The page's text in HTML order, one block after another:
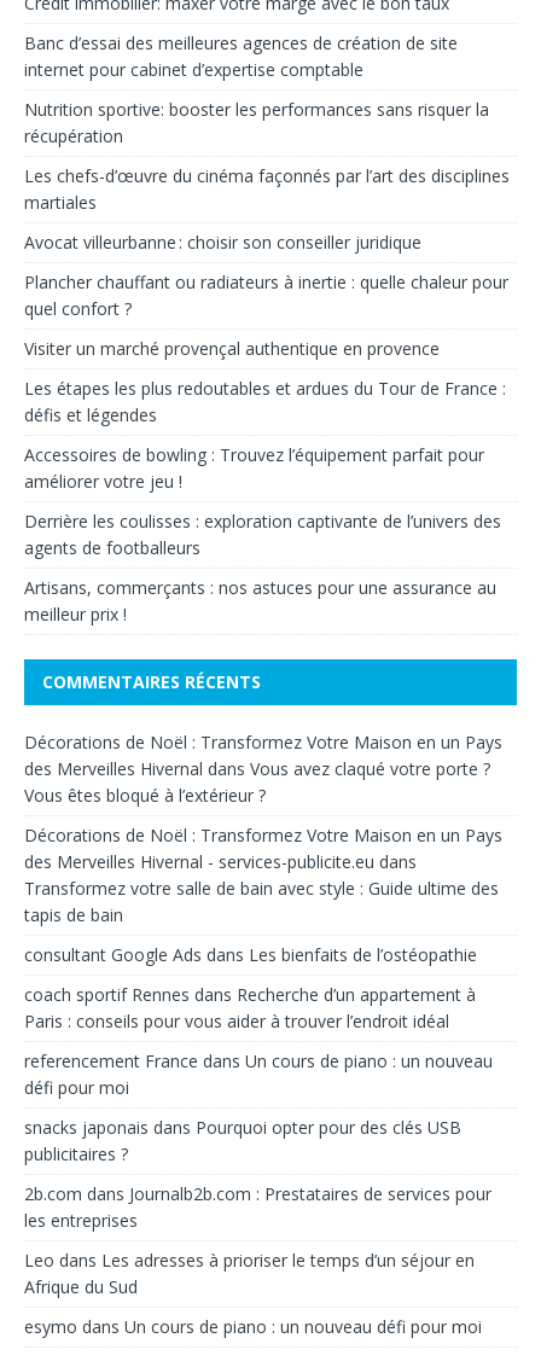
Banc d’essai des meilleures agences de création de site
internet pour cabinet d’expertise comptable
Nutrition sportive: booster les performances sans risquer la
récupération
Les chefs-d’œuvre du cinéma façonnés par l’art des disciplines
martiales
Avocat villeurbanne : choisir son conseiller juridique
Plancher chauffant ou radiateurs à inertie : quelle chaleur pour
quel confort ?
Visiter un marché provençal authentique en provence
Les étapes les plus redoutables et ardues du Tour de France :
défis et légendes
Accessoires de bowling : Trouvez l’équipement parfait pour
améliorer votre jeu !
Derrière les coulisses : exploration captivante de l’univers des
agents de footballeurs
Artisans, commerçants : nos astuces pour une assurance au
meilleur prix !
COMMENTAIRES RÉCENTS
Décorations de Noël : Transformez Votre Maison en un Pays
des Merveilles Hivernal dans Vous avez claqué votre porte ?
Vous êtes bloqué à l’extérieur ?
Décorations de Noël : Transformez Votre Maison en un Pays
des Merveilles Hivernal - services-publicite.eu dans
Transformez votre salle de bain avec style : Guide ultime des
tapis de bain
consultant Google Ads dans Les bienfaits de l’ostéopathie
coach sportif Rennes dans Recherche d’un appartement à
Paris : conseils pour vous aider à trouver l’endroit idéal
referencement France dans Un cours de piano : un nouveau
défi pour moi
snacks japonais dans Pourquoi opter pour des clés USB
publicitaires ?
2b.com dans Journalb2b.com : Prestataires de services pour
les entreprises
Leo dans Les adresses à prioriser le temps d’un séjour en
Afrique du Sud
esymo dans Un cours de piano : un nouveau défi pour moi